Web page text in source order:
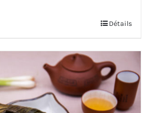
Détails